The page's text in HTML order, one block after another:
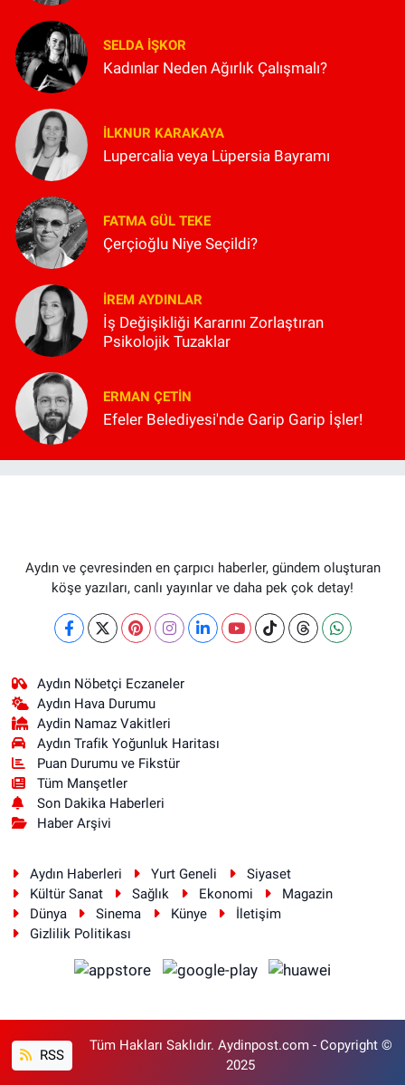
SELDA İŞKOR
Kadınlar Neden Ağırlık Çalışmalı?
İLKNUR KARAKAYA
Lupercalia veya Lüpersia Bayramı
FATMA GÜL TEKE
Çerçioğlu Niye Seçildi?
İREM AYDINLAR
İş Değişikliği Kararını Zorlaştıran
Psikolojik Tuzaklar
ERMAN ÇETIN
Efeler Belediyesi'nde Garip Garip İşler!
Aydın ve çevresinden en çarpıcı haberler, gündem oluşturan
köşe yazıları, canlı yayınlar ve daha pek çok detay!
Aydın Nöbetçi Eczaneler
Aydın Hava Durumu
Aydin Namaz Vakitleri
Aydın Trafik Yoğunluk Haritası
Puan Durumu ve Fikstür
Tüm Manşetler
Son Dakika Haberleri
Haber Arşivi
Aydın Haberleri Yurt Geneli
Siyaset
Kültür Sanat
Sağlık Ekonomi
Magazin
Dünya
Sinema Künye
İletişim
Gizlilik Politikası
RSS
Tüm Hakları Saklıdır. Aydinpost.com - Copyright ©
2025